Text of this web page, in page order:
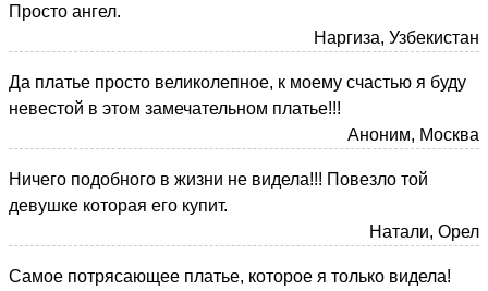
Просто ангел.
Наргиза, Узбекистан
Да платье просто великолепное, к моему счастью я буду
невестой в этом замечательном платье!!!
Аноним, Москва
Ничего подобного в жизни не видела!!! Повезло той
девушке которая его купит.
Натали, Орел
Самое потрясающее платье, которое я только видела!